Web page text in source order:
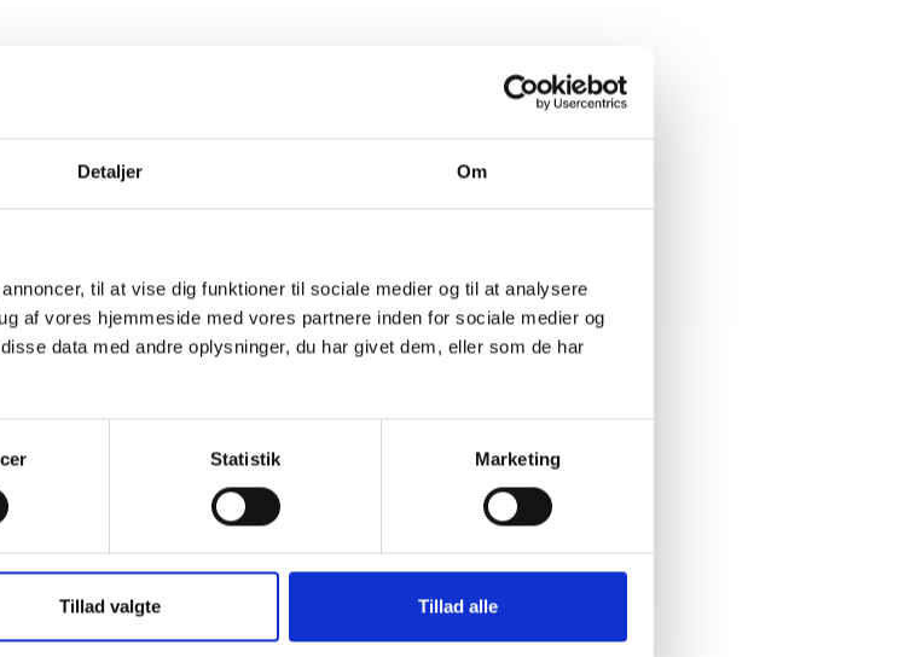
Detaljer Om
til at vise dig funktioner til sociale medier og til at analysere
af vores hjemmeside med vores partnere inden for sociale medier og
data med andre oplysninger, du har givet dem, eller som de har
Statistik Marketing
Tillad valgte Tillad alle